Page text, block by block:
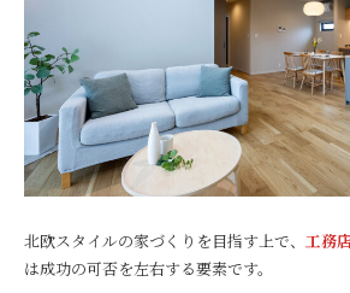
北欧スタイルの家づくりを目指す上で、 工務
は成功の可否を左右する要素です。